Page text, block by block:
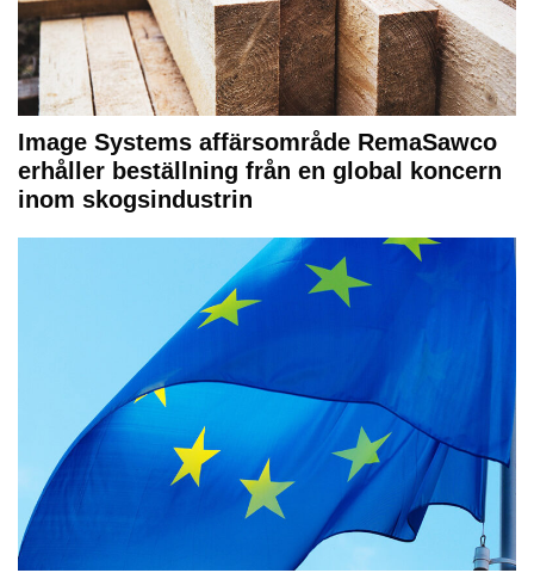
Image Systems affärsområde RemaSawco
erhåller beställning från en global koncern
inom skogsindustrin